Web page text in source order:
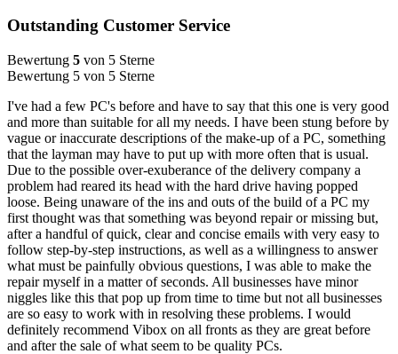
Outstanding Customer Service
Bewertung 5 von 5 Sterne
Bewertung 5 von 5 Sterne
I've had a few PC's before and have to say that this one is very good
and more than suitable for all my needs. I have been stung before by
vague or inaccurate descriptions of the make-up of a PC, something
that the layman may have to put up with more often that is usual.
Due to the possible over-exuberance of the delivery company a
problem had reared its head with the hard drive having popped
loose. Being unaware of the ins and outs of the build of a PC my
first thought was that something was beyond repair or missing but,
after a handful of quick, clear and concise emails with very easy to
follow step-by-step instructions, as well as a willingness to answer
what must be painfully obvious questions, I was able to make the
repair myself in a matter of seconds. All businesses have minor
niggles like this that pop up from time to time but not all businesses
are so easy to work with in resolving these problems. I would
definitely recommend Vibox on all fronts as they are great before
and after the sale of what seem to be quality PCs.